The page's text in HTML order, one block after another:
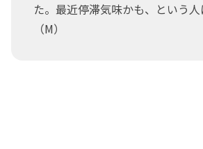
た。最近停滞気味かも、という人
（M）